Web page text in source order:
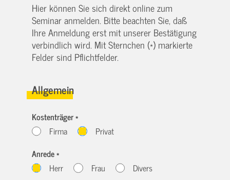
Hier können Sie sich direkt online zum
Seminar anmelden. Bitte beachten Sie, daß
Ihre Anmeldung erst mit unserer Bestätigung
verbindlich wird. Mit Sternchen (*) markierte
Felder sind Pflichtfelder.
Allgemein
Kostenträger *
Firma
Privat
Anrede *
Herr
Frau Divers